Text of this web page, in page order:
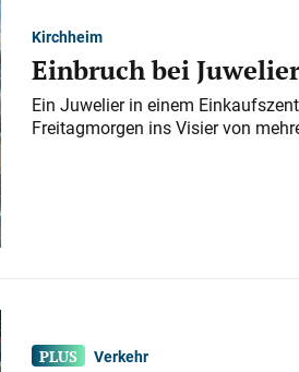
Kirchheim
Einbruch bei Juwelier
Ein Juwelier in einem
Freitagmorgen ins Visier von
Verkehr